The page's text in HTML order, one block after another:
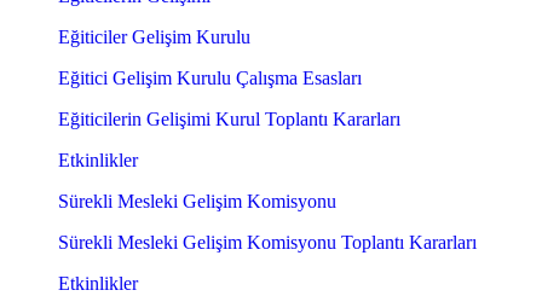
Eğiticiler Gelişim Kurulu
Eğitici Gelişim Kurulu Çalışma Esasları
Eğiticilerin Gelişimi Kurul Toplantı Kararları
Etkinlikler
Sürekli Mesleki Gelişim Komisyonu
Sürekli Mesleki Gelişim Komisyonu Toplantı Kararları
Etkinlikler